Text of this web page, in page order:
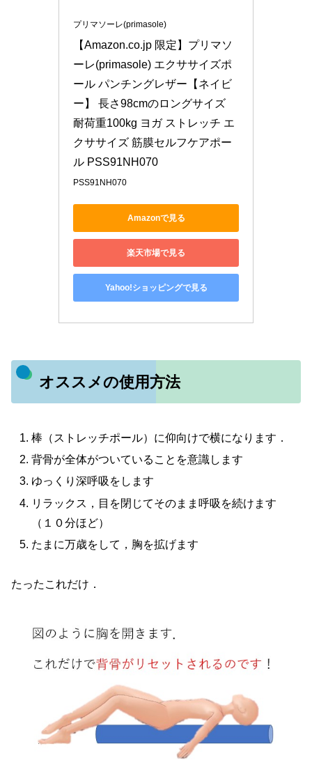
プリマソーレ(primasole)
【Amazon.co.jp 限定】プリマソ
ーレ(primasole) エクササイズポ
ール パンチングレザー【ネイビ
ー】 長さ98cmのロングサイズ
耐荷重100kg ヨガ ストレッチ エ
クササイズ 筋膜セルフケアポー
ル PSS91NH070
PSS91NH070
Amazonで見る
楽天市場で見る
Yahoo!ショッピングで見る
オススメの使用方法
棒（ストレッチポール）に仰向けで横になります．
背骨が全体がついていることを意識します
ゆっくり深呼吸をします
リラックス，目を閉じてそのまま呼吸を続けます
（１０分ほど）
たまに万歳をして，胸を拡げます
たったこれだけ．